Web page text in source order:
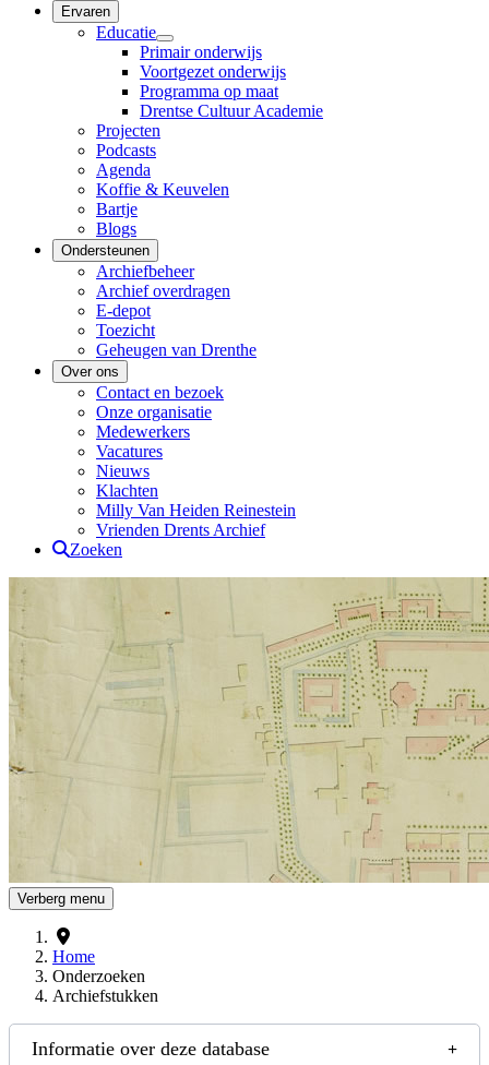
Ervaren
Educatie
Primair onderwijs
Voortgezet onderwijs
Programma op maat
Drentse Cultuur Academie
Projecten
Podcasts
Agenda
Koffie & Keuvelen
Bartje
Blogs
Ondersteunen
Archiefbeheer
Archief overdragen
E-depot
Toezicht
Geheugen van Drenthe
Over ons
Contact en bezoek
Onze organisatie
Medewerkers
Vacatures
Nieuws
Klachten
Milly Van Heiden Reinestein
Vrienden Drents Archief
Zoeken
Drents Archief
Verberg menu
Home
Onderzoeken
Archiefstukken
Informatie over deze database